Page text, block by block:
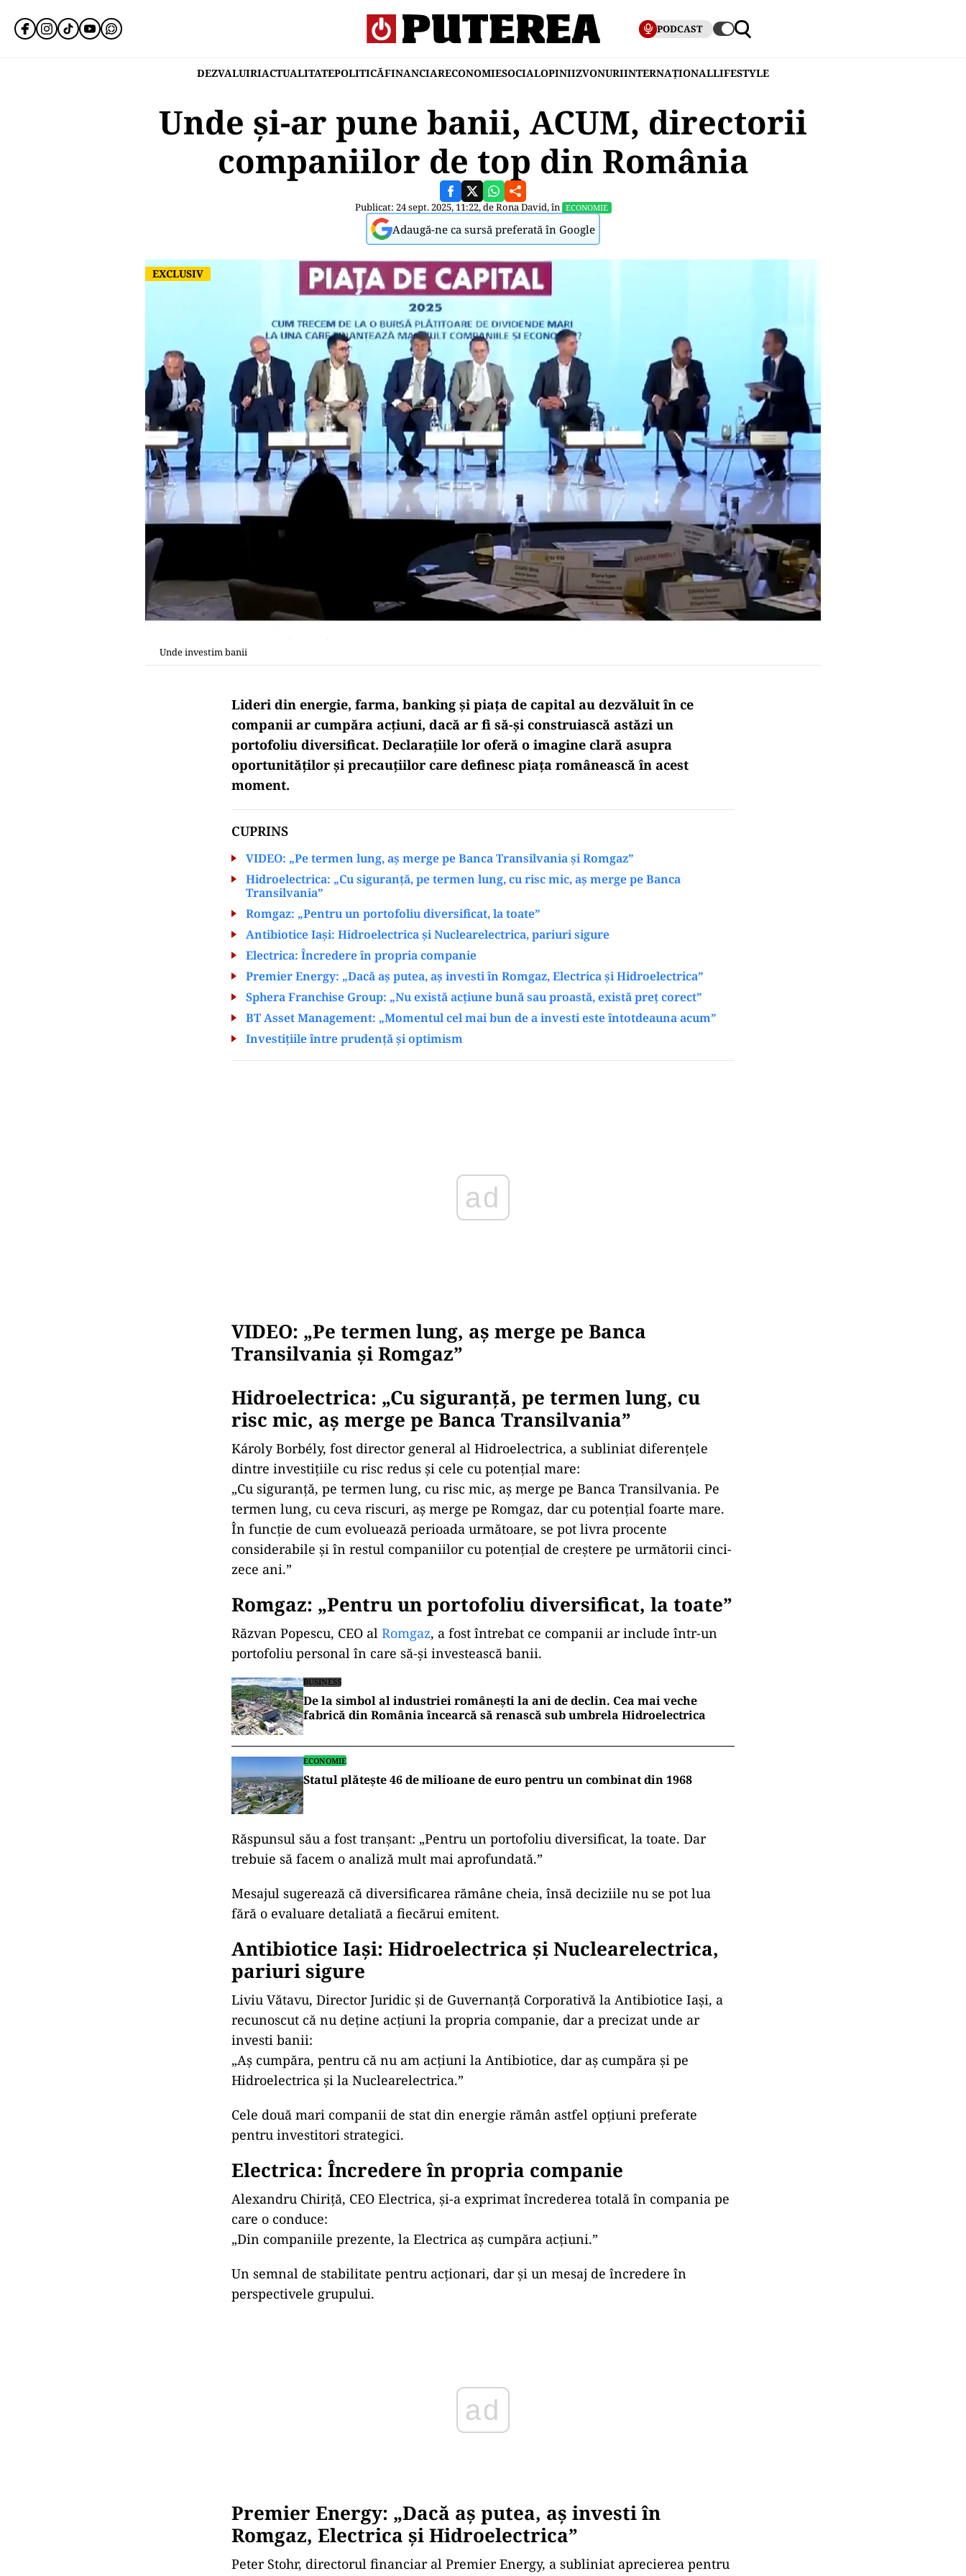
PODCAST
DEZVALUIRIACTUALITATEPOLITICĂFINANCIARECONOMIESOCIALOPINIIZVONURIINTERNAȚIONALLIFESTYLE
Unde și-ar pune banii, ACUM, directorii
companiilor de top din România
Publicat: 24 sept. 2025, 11:22, deRona David, în ECONOMIE
Adaugă-ne ca sursă preferată în Google
EXCLUSIV
Unde investim banii
Lideri din energie, farma, banking și piața de capital au dezvăluit în ce
companii ar cumpăra acțiuni, dacă ar fi să-și construiască astăzi un
portofoliu diversificat. Declarațiile lor oferă o imagine clară asupra
oportunităților și precauțiilor care definesc piața românească în acest
moment.
CUPRINS
VIDEO: „Pe termen lung, aș merge pe Banca Transilvania și Romgaz”
Hidroelectrica: „Cu siguranță, pe termen lung, cu risc mic, aș merge pe Banca
Transilvania”
Romgaz: „Pentru un portofoliu diversificat, la toate”
Antibiotice Iași: Hidroelectrica și Nuclearelectrica, pariuri sigure
Electrica: Încredere în propria companie
Premier Energy: „Dacă aș putea, aș investi în Romgaz, Electrica și Hidroelectrica”
Sphera Franchise Group: „Nu există acțiune bună sau proastă, există preț corect”
BT Asset Management: „Momentul cel mai bun de a investi este întotdeauna acum”
Investițiile între prudență și optimism
ad
VIDEO: „Pe termen lung, aș merge pe Banca
Transilvania și Romgaz”
Hidroelectrica: „Cu siguranță, pe termen lung, cu
risc mic, aș merge pe Banca Transilvania”
Károly Borbély, fost director general al Hidroelectrica, a subliniat diferențele
dintre investițiile cu risc redus și cele cu potențial mare:
„Cu siguranță, pe termen lung, cu risc mic, aș merge pe Banca Transilvania. Pe
termen lung, cu ceva riscuri, aș merge pe Romgaz, dar cu potențial foarte mare.
În funcție de cum evoluează perioada următoare, se pot livra procente
considerabile și în restul companiilor cu potențial de creștere pe următorii cinci-
zece ani.”
Romgaz: „Pentru un portofoliu diversificat, la toate”
Răzvan Popescu, CEO al Romgaz, a fost întrebat ce companii ar include într-un
portofoliu personal în care să-și investească banii.
BUSINESS
De la simbol al industriei românești la ani de declin. Cea mai veche
fabrică din România încearcă să renască sub umbrela Hidroelectrica
ECONOMIE
Statul plătește 46 de milioane de euro pentru un combinat din 1968
Răspunsul său a fost tranșant: „Pentru un portofoliu diversificat, la toate. Dar
trebuie să facem o analiză mult mai aprofundată.”
Mesajul sugerează că diversificarea rămâne cheia, însă deciziile nu se pot lua
fără o evaluare detaliată a fiecărui emitent.
Antibiotice Iași: Hidroelectrica și Nuclearelectrica,
pariuri sigure
Liviu Vătavu, Director Juridic și de Guvernanță Corporativă la Antibiotice Iași, a
recunoscut că nu deține acțiuni la propria companie, dar a precizat unde ar
investi banii:
„Aș cumpăra, pentru că nu am acțiuni la Antibiotice, dar aș cumpăra și pe
Hidroelectrica și la Nuclearelectrica.”
Cele două mari companii de stat din energie rămân astfel opțiuni preferate
pentru investitori strategici.
Electrica: Încredere în propria companie
Alexandru Chiriță, CEO Electrica, și-a exprimat încrederea totală în compania pe
care o conduce:
„Din companiile prezente, la Electrica aș cumpăra acțiuni.”
Un semnal de stabilitate pentru acționari, dar și un mesaj de încredere în
perspectivele grupului.
ad
Premier Energy: „Dacă aș putea, aș investi în
Romgaz, Electrica și Hidroelectrica”
Peter Stohr, directorul financiar al Premier Energy, a subliniat aprecierea pentru